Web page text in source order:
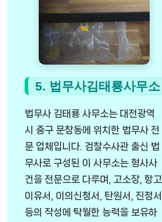
5. 법무사김태룡사무소
법무사 김태룡 사무소는 대전광역
시 중구 문창동에 위치한 법무사 전
문 업체입니다. 검찰수사관 출신 법
무사로 구성된 이 사무소는 형사사
건을 전문으로 다루며, 고소장, 항고
이유서, 이의신청서, 탄원서, 진정서
등의 작성에 탁월한 능력을 보유하